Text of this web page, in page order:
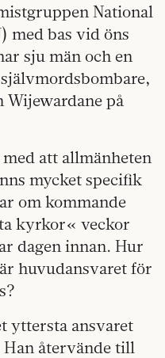
National
med bas vid öns
sju män och en
på
att allmänheten
mycket specifik
om kommande
kyrkor« veckor
dagen innan. Hur
huvudansvaret för
yttersta ansvaret
återvände till